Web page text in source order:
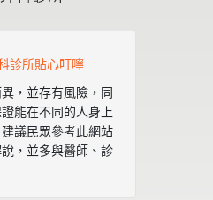
診所貼心叮嚀
，並存有風險，同
能在不同的人身上
議民眾參考此網站
，並多與醫師、診